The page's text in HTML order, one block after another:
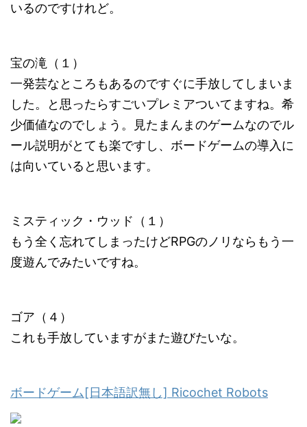
いるのですけれど。
宝の滝（１）
一発芸なところもあるのですぐに手放してしまいま
した。と思ったらすごいプレミアついてますね。希
少価値なのでしょう。見たまんまのゲームなのでル
ール説明がとても楽ですし、ボードゲームの導入に
は向いていると思います。
ミスティック・ウッド（１）
もう全く忘れてしまったけどRPGのノリならもう一
度遊んでみたいですね。
ゴア（４）
これも手放していますがまた遊びたいな。
ボードゲーム[日本語訳無し] Ricochet Robots